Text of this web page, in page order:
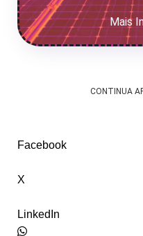
Mais
CONTINUA
Facebook
X
LinkedIn